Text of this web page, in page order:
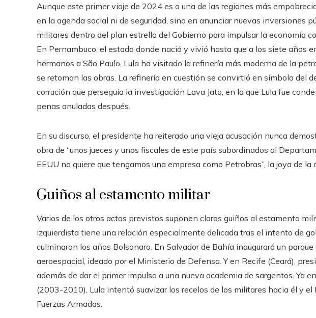
Aunque este primer viaje de 2024 es a una de las regiones más
en la agenda social ni de seguridad, sino en anunciar nuevas inversiones
militares dentro del plan estrella del Gobierno para impulsar la economía
En Pernambuco, el estado donde nació y vivió hasta que a los siete años
hermanos a São Paulo, Lula ha visitado la refinería más moderna de la
se retoman las obras. La refinería en cuestión se convirtió en símbolo del
corrución que perseguía la investigación Lava Jato, en la que Lula fue
penas anuladas después.
En su discurso, el presidente ha reiterado una vieja acusación nunca
obra de “unos jueces y unos fiscales de este país subordinados al
EEUU no quiere que tengamos una empresa como Petrobras”, la joya de
Guiños al estamento militar
Varios de los otros actos previstos suponen claros guiños al estamento
izquierdista tiene una relación especialmente delicada tras el intento de
culminaron los años Bolsonaro. En Salvador de Bahía inaugurará un
aeroespacial, ideado por el Ministerio de Defensa. Y en Recife (Ceará),
además de dar el primer impulso a una nueva academia de sargentos. Ya
(2003-2010), Lula intentó suavizar los recelos de los militares hacia él y
Fuerzas Armadas.